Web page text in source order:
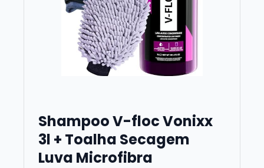
Shampoo V-floc Vonixx
3l + Toalha Secagem
Luva Microfibra